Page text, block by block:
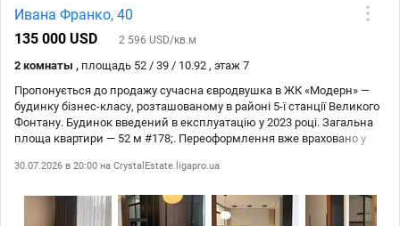
Ивана Франко, 40
135 000 USD
2 596 USD/кв.м
2 комнаты , площадь 52 / 39 / 10.92 , этаж 7
Пропонується до продажу сучасна євродвушка в ЖК «Модерн» —
будинку бізнес-класу, розташованому в районі 5-ї станції Великого
Фонтану. Будинок введений в експлуатацію у 2023 році. Загальна
площа квартири — 52 м #178;. Переоформлення вже враховано у
використанням якісних матеріалів та продуманих інтерєрних
зі скляною перегородкою та гарною шумоізоляцією; — суміжний
санвузол із ванною; — лоджія зі скляною перегородкою. У квартирі
30.07.2026 в 20:00 на CrystalEstate.ligapro.ua